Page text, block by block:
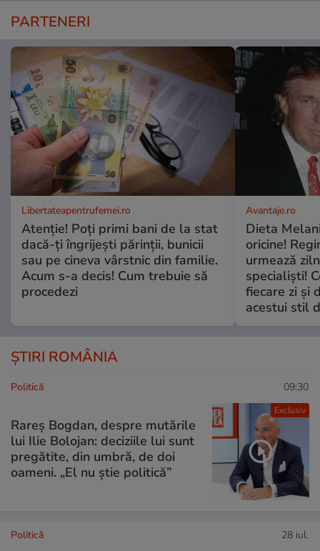
PARTENERI
Libertateapentrufemei.ro
Atenție! Poți primi bani de la stat
dacă-ți îngrijești părinții, bunicii
sau pe cineva vârstnic din familie.
Acum s-a decis! Cum trebuie să
procedezi
Avantaje.ro
Dieta
oricine!
urmează
specialiști!
fiecare zi și
acestui stil
ȘTIRI ROMÂNIA
Exclusiv
Politică 09:30
Rareș Bogdan, despre mutările
lui Ilie Bolojan: deciziile lui sunt
pregătite, din umbră, de doi
oameni. „El nu știe politică”
Politică 28 iul.